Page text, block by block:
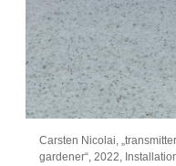
Carsten Nicolai,
gardener“, 2022,